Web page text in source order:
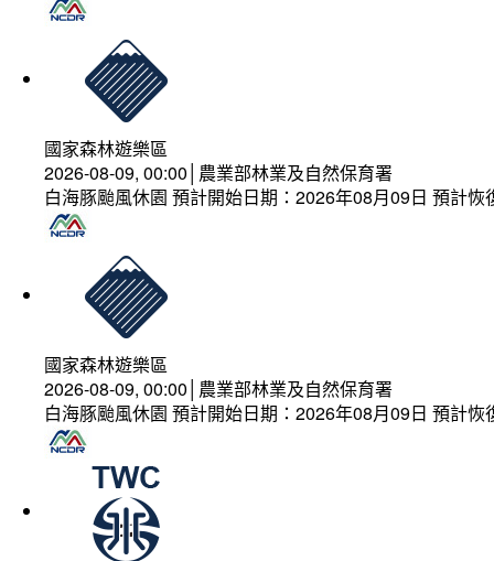
國家森林遊樂區
2026-08-09, 00:00│農業部林業及自然保育署
白海豚颱風休園 預計開始日期：2026年08月09日 預計
國家森林遊樂區
2026-08-09, 00:00│農業部林業及自然保育署
白海豚颱風休園 預計開始日期：2026年08月09日 預計